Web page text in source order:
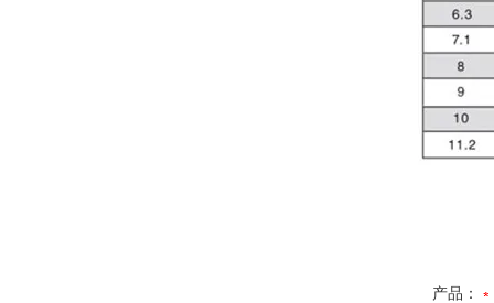
产品：